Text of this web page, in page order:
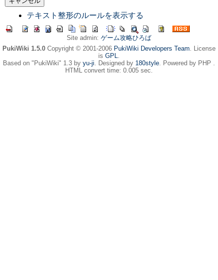
テキスト整形のルールを表示する
Site admin: ゲーム攻略ひろば
PukiWiki 1.5.0 Copyright © 2001-2006 PukiWiki Developers Team. License
is GPL.
Based on "PukiWiki" 1.3 by yu-ji. Designed by 180style. Powered by PHP .
HTML convert time: 0.005 sec.